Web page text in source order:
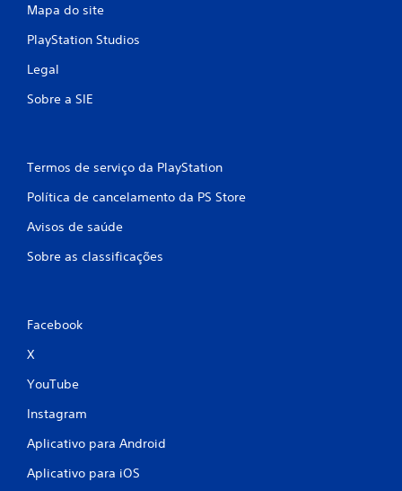
Mapa do site
PlayStation Studios
Legal
Sobre a SIE
Termos de serviço da PlayStation
Política de cancelamento da PS Store
Avisos de saúde
Sobre as classificações
Facebook
X
YouTube
Instagram
Aplicativo para Android
Aplicativo para iOS